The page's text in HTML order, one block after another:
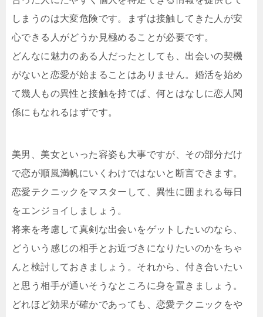
しまうのは大変危険です。まずは接触してきた人が安
心できる人がどうか見極めることが必要です。
どんなに魅力のある人だったとしても、出会いの契機
がないと恋愛が始まることはありません。婚活を始め
て幾人もの異性と接触を持てば、何とはなしに恋人関
係にもなれるはずです。
美男、美女といった容姿も大事ですが、その部分だけ
で恋が順風満帆にいくわけではないと断言できます。
恋愛テクニックをマスターして、異性に囲まれる毎日
をエンジョイしましょう。
将来を考慮して真剣な出会いをゲットしたいのなら、
どういう感じの相手とお近づきになりたいのかをちゃ
んと検討しておきましょう。それから、付き合いたい
と思う相手が通いそうなところに身を置きましょう。
どれほど効果が確かであっても、恋愛テクニックをや